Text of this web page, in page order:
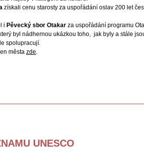
získali cenu starosty za uspořádání oslav 200 let
i Pěvecký sbor Otakar za uspořádání programu
byl nádhernou ukázkou toho, jak byly a stále
spolupracují.
města zde.
UNESCO